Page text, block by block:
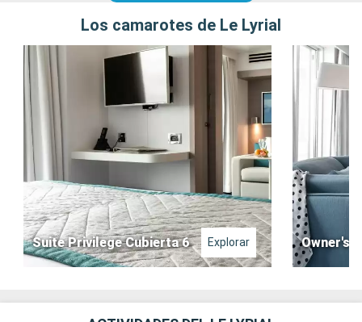
Los camarotes de Le Lyrial
Suite Privilege Cubierta 6 Explorar Owner's